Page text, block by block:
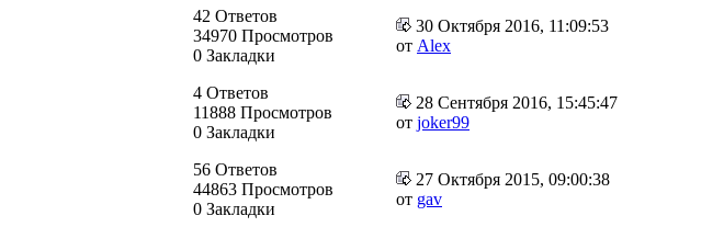
42 Ответов
34970 Просмотров
0 Закладки
30 Октября 2016, 11:09:53
от Alex
4 Ответов
11888 Просмотров
0 Закладки
28 Сентября 2016, 15:45:47
от joker99
56 Ответов
44863 Просмотров
0 Закладки
27 Октября 2015, 09:00:38
от gav